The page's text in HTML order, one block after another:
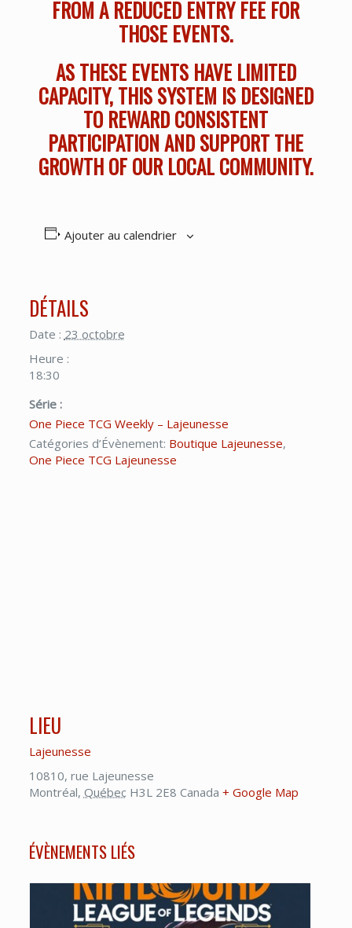
FROM A REDUCED ENTRY FEE FOR
THOSE EVENTS.
AS THESE EVENTS HAVE LIMITED
CAPACITY, THIS SYSTEM IS DESIGNED
TO REWARD CONSISTENT
PARTICIPATION AND SUPPORT THE
GROWTH OF OUR LOCAL COMMUNITY.
Ajouter au calendrier
DÉTAILS
Date : 23 octobre
Heure :
18:30
Série :
One Piece TCG Weekly – Lajeunesse
Catégories d’Évènement: Boutique Lajeunesse,
One Piece TCG Lajeunesse
LIEU
Lajeunesse
10810, rue Lajeunesse
Montréal, Québec H3L 2E8 Canada + Google Map
ÉVÈNEMENTS LIÉS